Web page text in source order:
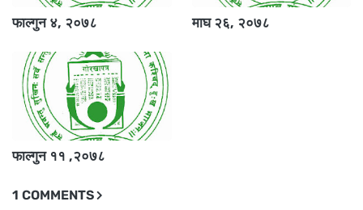
फाल्गुन ४, २०७८ माघ २६, २०७८
फाल्गुन ११ ,२०७८
1 COMMENTS